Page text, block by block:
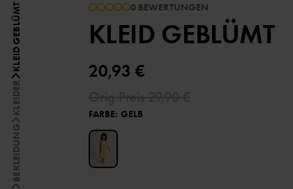
BEKLEIDUNG
KLEIDER
KLEID GEBLÜMT 0 BEWERTUNGEN
KLEID GEBLÜMT
20,93 €
FARBE: GELB